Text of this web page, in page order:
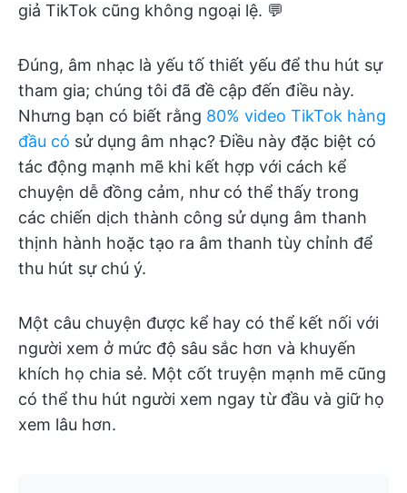
giả TikTok cũng không ngoại lệ. 💬
Đúng, âm nhạc là yếu tố thiết yếu để thu hút sự
tham gia; chúng tôi đã đề cập đến điều này.
Nhưng bạn có biết rằng 80% video TikTok hàng
đầu có sử dụng âm nhạc? Điều này đặc biệt có
tác động mạnh mẽ khi kết hợp với cách kể
chuyện dễ đồng cảm, như có thể thấy trong
các chiến dịch thành công sử dụng âm thanh
thịnh hành hoặc tạo ra âm thanh tùy chỉnh để
thu hút sự chú ý.
Một câu chuyện được kể hay có thể kết nối với
người xem ở mức độ sâu sắc hơn và khuyến
khích họ chia sẻ. Một cốt truyện mạnh mẽ cũng
có thể thu hút người xem ngay từ đầu và giữ họ
xem lâu hơn.